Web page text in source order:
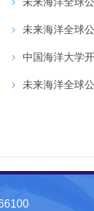
未来海洋全球
中国海洋大学
未来海洋全球